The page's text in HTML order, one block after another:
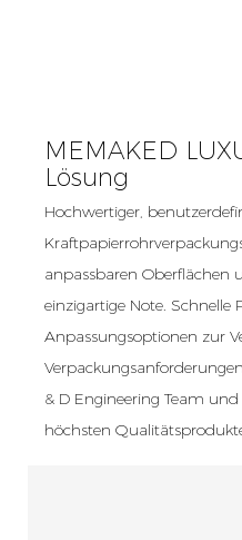
MEMAKED
Lösung
Hochwertiger,
anpassbaren Oberflächen
einzigartige Note.
Anpassungsoptionen zur
& D Engineering Team
höchsten